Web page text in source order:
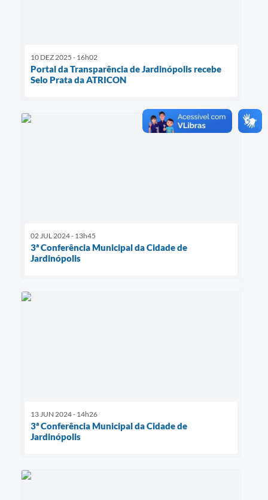
10 DEZ 2025 - 16h02
Portal da Transparência de Jardinópolis recebe
Selo Prata da ATRICON
02 JUL 2024 - 13h45
3ª Conferência Municipal da Cidade de
Jardinópolis
13 JUN 2024 - 14h26
3ª Conferência Municipal da Cidade de
Jardinópolis